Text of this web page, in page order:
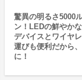
驚異の明るさ5000
ン！LEDの鮮やか
デバイスとワイヤ
運びも便利だから
に！